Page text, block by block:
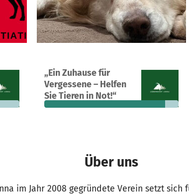
€
noch
„Ein Zuhause für
Vergessene – Helfen
Sie Tieren in Not!“
Ein Projekt in Wachtberg , Deutschland
115
Spenden
90 %
finanziert
3.178 €
fehlen noch
Über uns
im Jahr 2008 gegründete Verein setzt